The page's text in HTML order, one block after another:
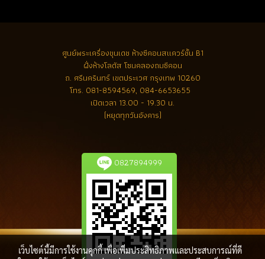
ศูนย์พระเครื่องขุนเดช ห้างซีคอนสแควร์ชั้น B1
ฝั่งห้างโลตัส โซนคลองถมซีคอน
ถ. ศรีนครินทร์ เขตประเวศ กรุงเทพ 10260
โทร. 081-8594569, 084-6653655
เปิดเวลา 13.00 - 19.30 น.
(หยุดทุกวันอังคาร)
0827894999
เว็บไซต์นี้มีการใช้งานคุกกี้ เพื่อเพิ่มประสิทธิภาพและประสบการณ์ที่ดี